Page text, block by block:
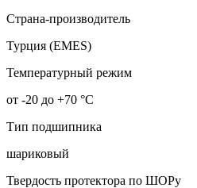
Страна-производитель
Турция (EMES)
Температурный режим
от -20 до +70 °С
Тип подшипника
шариковый
Твердость протектора по ШОРу